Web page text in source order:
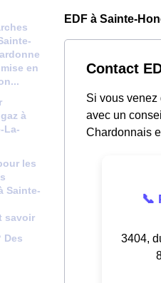
en
à
La-
les
Sainte-
savoir
Des
EDF à Sainte-
Contact
Si vous
avec un
Chardonnais
📞
3404,